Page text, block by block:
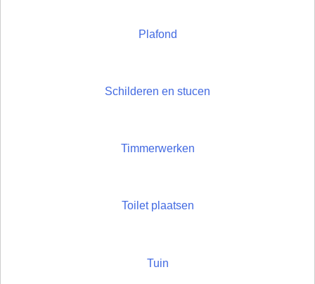
Plafond
Schilderen en stucen
Timmerwerken
Toilet plaatsen
Tuin